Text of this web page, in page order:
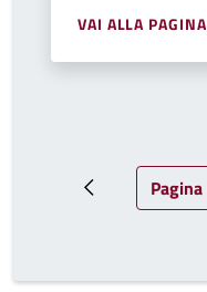
VAI ALLA PAGINA
Pagina Pagina